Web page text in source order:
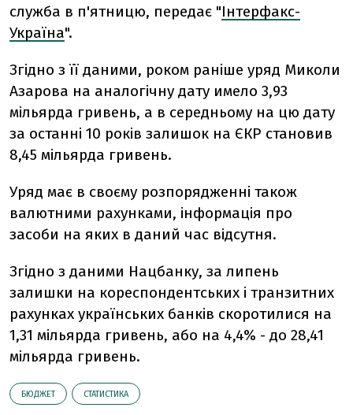
служба в п'ятницю, передає "Інтерфакс-
Україна".
Згідно з її даними, роком раніше уряд Миколи
Азарова на аналогічну дату имело 3,93
мільярда гривень, а в середньому на цю дату
за останні 10 років залишок на ЄКР становив
8,45 мільярда гривень.
Уряд має в своєму розпорядженні також
валютними рахунками, інформація про
засоби на яких в даний час відсутня.
Згідно з даними Нацбанку, за липень
залишки на кореспондентських і транзитних
рахунках українських банків скоротилися на
1,31 мільярда гривень, або на 4,4% - до 28,41
мільярда гривень.
БЮДЖЕТ СТАТИСТИКА